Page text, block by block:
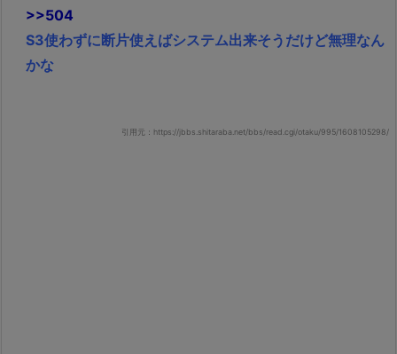
>>504
S3使わずに断片使えばシステム出来そうだけど無理なん
かな
引用元：https://jbbs.shitaraba.net/bbs/read.cgi/otaku/995/1608105298/